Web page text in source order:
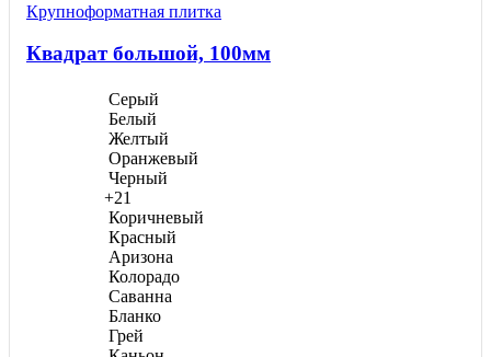
500,00 ₽
вариаций.
можно
Крупноформатная плитка
Квадрат большой, 100мм
Серый
Белый
Желтый
Оранжевый
Черный
+21
Коричневый
Красный
Аризона
Колорадо
Саванна
Бланко
Грей